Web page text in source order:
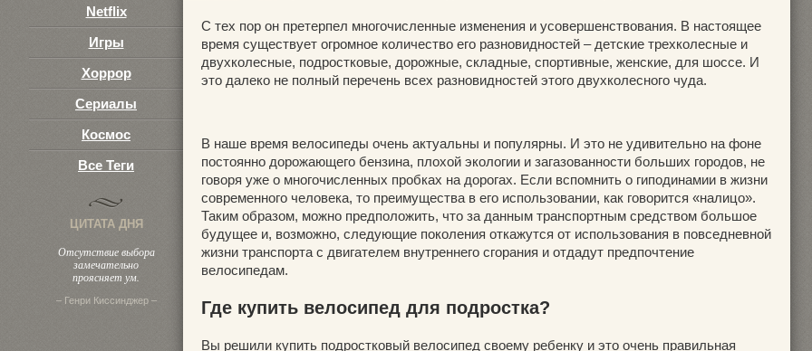
Netflix
Игры
Хоррор
Сериалы
Космос
Все Теги
ЦИТАТА ДНЯ
Отсутствие выбора
замечательно
проясняет ум.
– Генри Киссинджер –
С тех пор он претерпел многочисленные изменения и усовершенствования. В настоящее
время существует огромное количество его разновидностей – детские трехколесные и
двухколесные, подростковые, дорожные, складные, спортивные, женские, для шоссе. И
это далеко не полный перечень всех разновидностей этого двухколесного чуда.
В наше время велосипеды очень актуальны и популярны. И это не удивительно на фоне
постоянно дорожающего бензина, плохой экологии и загазованности больших городов, не
говоря уже о многочисленных пробках на дорогах. Если вспомнить о гиподинамии в жизни
современного человека, то преимущества в его использовании, как говорится «налицо».
Таким образом, можно предположить, что за данным транспортным средством большое
будущее и, возможно, следующие поколения откажутся от использования в повседневной
жизни транспорта с двигателем внутреннего сгорания и отдадут предпочтение
велосипедам.
Где купить велосипед для подростка?
Вы решили купить подростковый велосипед своему ребенку и это очень правильная